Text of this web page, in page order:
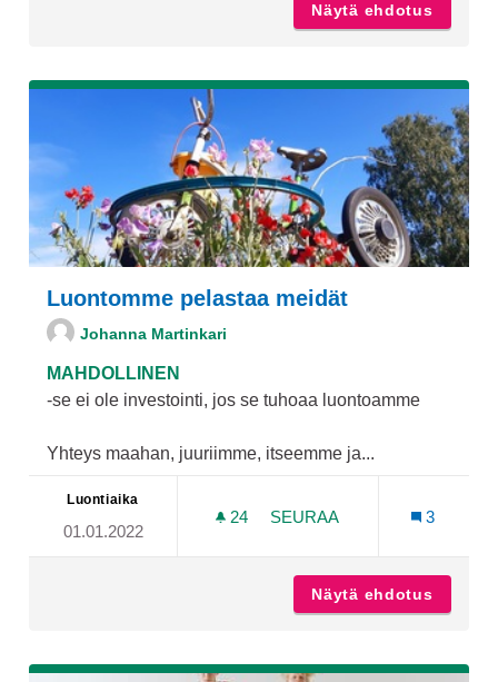
Näytä ehdotus
Luontomme pelastaa meidät
Johanna Martinkari
MAHDOLLINEN
-se ei ole investointi, jos se tuhoaa luontoamme
Yhteys maahan, juuriimme, itseemme ja...
Luontiaika
01.01.2022
24 24 SEURAAJAA
SEURAA
3
Näytä ehdotus